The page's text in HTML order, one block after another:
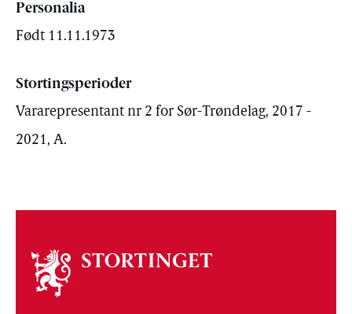
Personalia
Født 11.11.1973
Stortingsperioder
Vararepresentant nr 2 for Sør-Trøndelag, 2017 -
2021, A.
Om
stortinget